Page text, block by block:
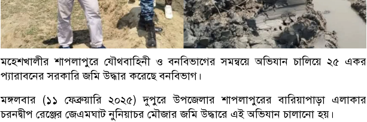
মহেশখালীর শাপলাপুরে যৌথবাহিনী ও বনবিভাগের সমন্বয়ে অভিযান চালিয়ে ২৫ একর
প্যারাবনের সরকারি জমি উদ্ধার করেছে বনবিভাগ।
মঙ্গলবার (১১ ফেব্রুয়ারি ২০২৫) দুপুরে উপজেলার শাপলাপুরের বারিয়াপাড়া এলাকার
চরনদ্বীপ রেঞ্জের জেএমঘাট নুনিয়াচর মৌজার জমি উদ্ধারে এই অভিযান চালানো হয়।